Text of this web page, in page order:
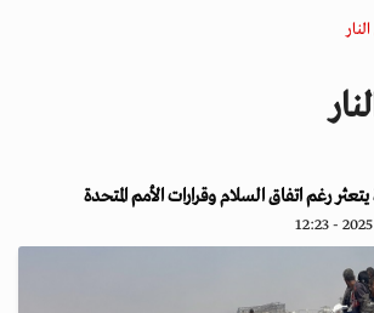
رغم اتفاق السلام وقرارات الأمم المتحدة